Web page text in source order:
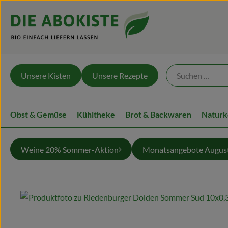
Unsere Kisten Unsere Rezepte
Obst & Gemüse Kühltheke Brot & Backwaren
Weine 20% Sommer-Aktion Monatsangebote